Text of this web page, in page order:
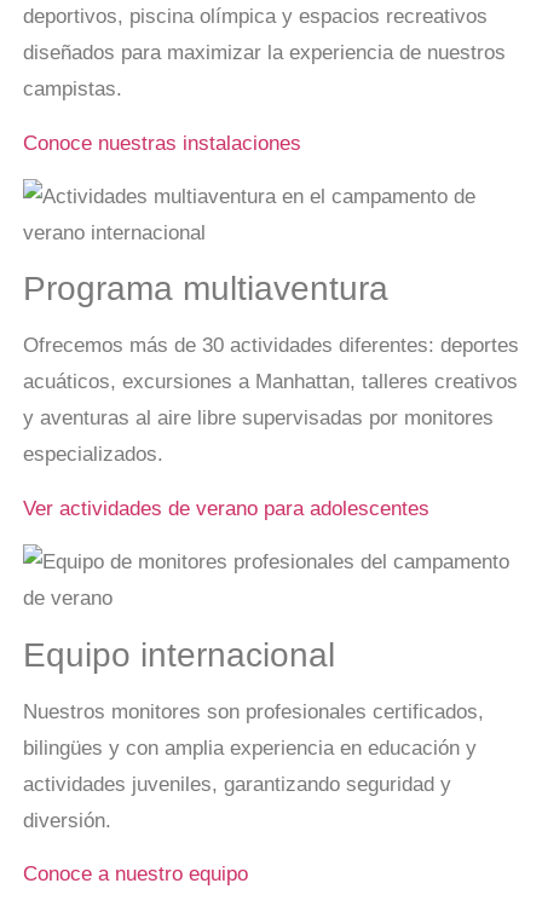
deportivos, piscina olímpica y espacios recreativos
diseñados para maximizar la experiencia de nuestros
campistas.
Conoce nuestras instalaciones
Programa multiaventura
Ofrecemos más de 30 actividades diferentes: deportes
acuáticos, excursiones a Manhattan, talleres creativos
y aventuras al aire libre supervisadas por monitores
especializados.
Ver actividades de verano para adolescentes
Equipo internacional
Nuestros monitores son profesionales certificados,
bilingües y con amplia experiencia en educación y
actividades juveniles, garantizando seguridad y
diversión.
Conoce a nuestro equipo